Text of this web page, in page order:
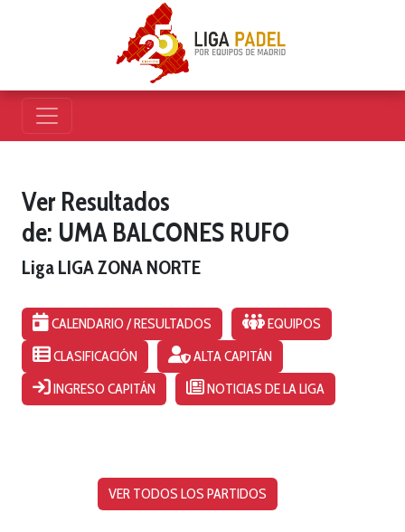
Ver Resultados
de: UMA BALCONES RUFO
Liga LIGA ZONA NORTE
CALENDARIO / RESULTADOS
EQUIPOS
CLASIFICACIÓN
ALTA CAPITÁN
INGRESO CAPITÁN
NOTICIAS DE LA LIGA
VER TODOS LOS PARTIDOS